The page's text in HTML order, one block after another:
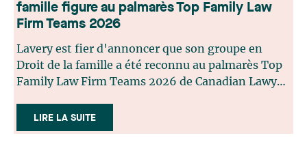
famille figure au palmarès Top Family Law
Firm Teams 2026
Lavery est fier d'annoncer que son groupe en
Droit de la famille a été reconnu au palmarès Top
Family Law Firm Teams 2026 de Canadian Lawyer.
sélection rigoureux, fondé sur des nominations
issues du lectorat, d'associations juridiques et de
LIRE LA SUITE